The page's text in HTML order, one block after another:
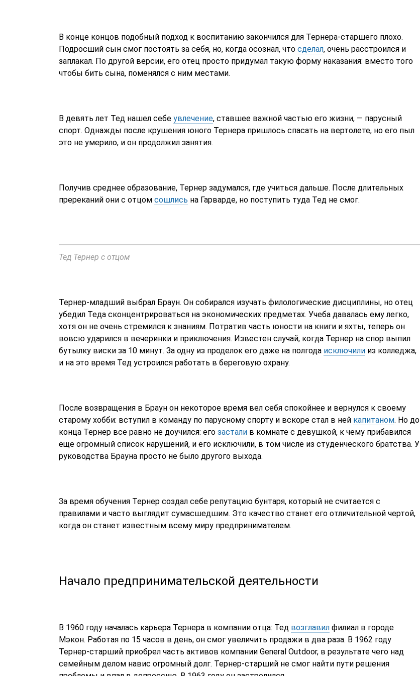
В конце концов подобный подход к воспитанию закончился для Тернера-старшего плохо.
Подросший сын смог постоять за себя, но, когда осознал, что сделал, очень расстроился и
заплакал. По другой версии, его отец просто придумал такую форму наказания: вместо того
чтобы бить сына, поменялся с ним местами.
В девять лет Тед нашел себе увлечение, ставшее важной частью его жизни, — парусный
спорт. Однажды после крушения юного Тернера пришлось спасать на вертолете, но его пыл
это не умерило, и он продолжил занятия.
Получив среднее образование, Тернер задумался, где учиться дальше. После длительных
пререканий они с отцом сошлись на Гарварде, но поступить туда Тед не смог.
Тед Тернер с отцом
Тернер-младший выбрал Браун. Он собирался изучать филологические дисциплины, но отец
убедил Теда сконцентрироваться на экономических предметах. Учеба давалась ему легко,
хотя он не очень стремился к знаниям. Потратив часть юности на книги и яхты, теперь он
вовсю ударился в вечеринки и приключения. Известен случай, когда Тернер на спор выпил
бутылку виски за 10 минут. За одну из проделок его даже на полгода исключили из колледжа,
и на это время Тед устроился работать в береговую охрану.
После возвращения в Браун он некоторое время вел себя спокойнее и вернулся к своему
старому хобби: вступил в команду по парусному спорту и вскоре стал в ней капитаном. Но до
конца Тернер все равно не доучился: его застали в комнате с девушкой, к чему прибавился
еще огромный список нарушений, и его исключили, в том числе из студенческого братства. У
руководства Брауна просто не было другого выхода.
За время обучения Тернер создал себе репутацию бунтаря, который не считается с
правилами и часто выглядит сумасшедшим. Это качество станет его отличительной чертой,
когда он станет известным всему миру предпринимателем.
Начало предпринимательской деятельности
В 1960 году началась карьера Тернера в компании отца: Тед возглавил филиал в городе
Мэкон. Работая по 15 часов в день, он смог увеличить продажи в два раза. В 1962 году
Тернер-старший приобрел часть активов компании General Outdoor, в результате чего над
семейным делом навис огромный долг. Тернер-старший не смог найти пути решения